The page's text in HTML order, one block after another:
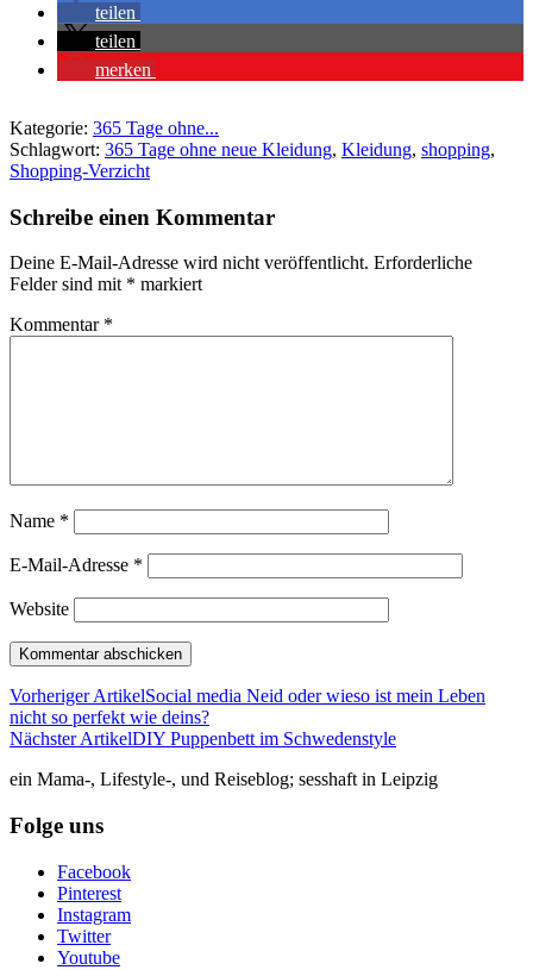
teilen
teilen
merken
Kategorie: 365 Tage ohne...
Schlagwort: 365 Tage ohne neue Kleidung, Kleidung, shopping,
Shopping-Verzicht
Schreibe einen Kommentar
Deine E-Mail-Adresse wird nicht veröffentlicht. Erforderliche
Felder sind mit * markiert
Kommentar *
Name *
E-Mail-Adresse *
Website
Vorheriger ArtikelSocial media Neid oder wieso ist mein Leben
nicht so perfekt wie deins?
Nächster ArtikelDIY Puppenbett im Schwedenstyle
ein Mama-, Lifestyle-, und Reiseblog; sesshaft in Leipzig
Folge uns
Facebook
Pinterest
Instagram
Twitter
Youtube